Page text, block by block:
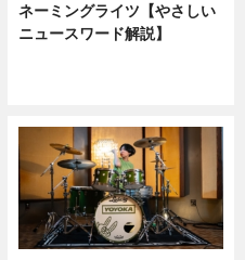
ネーミングライツ【やさしい
ニュースワード解説】